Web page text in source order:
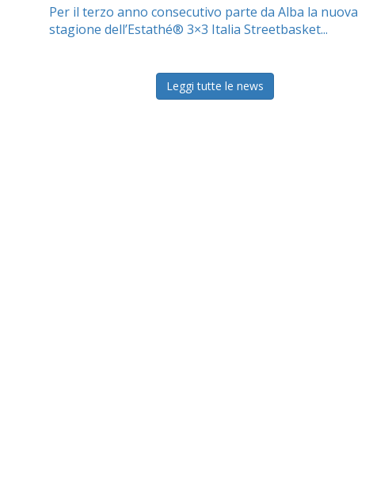
Per il terzo anno consecutivo parte da Alba la nuova
stagione dell’Estathé® 3×3 Italia Streetbasket...
Leggi tutte le news